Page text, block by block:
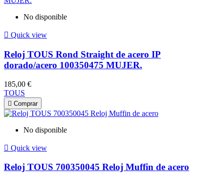
No disponible
 Quick view
Reloj TOUS Rond Straight de acero IP
dorado/acero 100350475 MUJER.
185,00 €
TOUS
 Comprar
No disponible
 Quick view
Reloj TOUS 700350045 Reloj Muffin de acero